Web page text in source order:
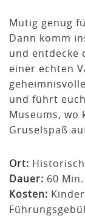
Mutig genug
Dann komm
und entdecke
einer echten
und führt
Museums, wo
Gruselspaß
Ort:
Dauer: 60 Min.
Kosten: